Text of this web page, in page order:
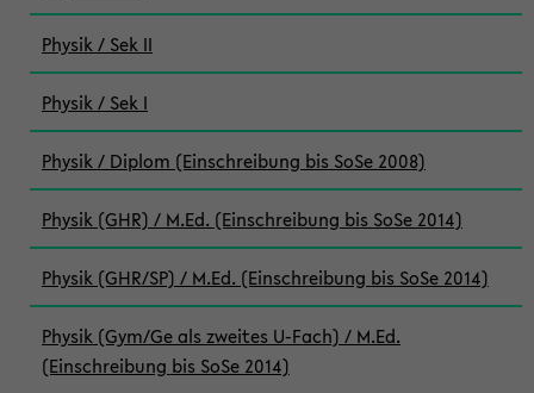
Physik / Sek II
Physik / Sek I
Physik / Diplom (Einschreibung bis SoSe 2008)
Physik (GHR) / M.Ed. (Einschreibung bis SoSe 2014)
Physik (GHR/SP) / M.Ed. (Einschreibung bis SoSe 2014)
Physik (Gym/Ge als zweites U-Fach) / M.Ed.
(Einschreibung bis SoSe 2014)